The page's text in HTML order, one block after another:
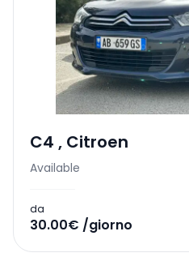
C4 , Citroen
Available
da
30.00€ /giorno